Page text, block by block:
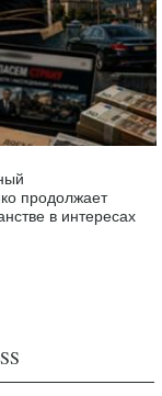
продолжает
в интересах